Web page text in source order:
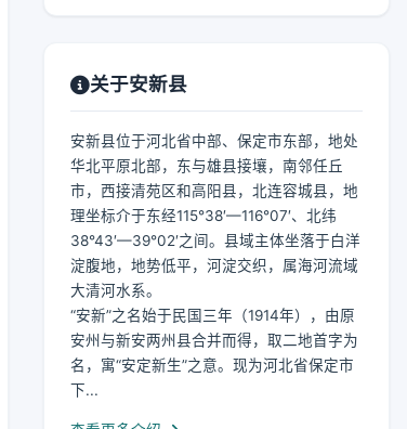
关于安新县
安新县位于河北省中部、保定市东部，地处
华北平原北部，东与雄县接壤，南邻任丘
市，西接清苑区和高阳县，北连容城县，地
理坐标介于东经115°38′—116°07′、北纬
38°43′—39°02′之间。县域主体坐落于白洋
淀腹地，地势低平，河淀交织，属海河流域
大清河水系。
“安新”之名始于民国三年（1914年），由原
安州与新安两州县合并而得，取二地首字为
名，寓“安定新生”之意。现为河北省保定市
下...